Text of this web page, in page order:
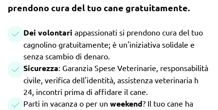
prendono cura del tuo cane gratuitamente.
Dei volontari appassionati si prendono cura del tuo
cagnolino gratuitamente; è un'iniziativa solidale e
senza scambio di denaro.
Sicurezza: Garanzia Spese Veterinarie, responsabilità
civile, verifica dell'identità, assistenza veterinaria h
24, incontri prima di affidare il cane.
Parti in vacanza o per un weekend? Il tuo cane ha